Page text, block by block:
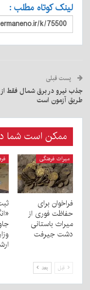
لینک کوتاه مطلب :
پست قبلی
جذب نیرو در برق شمال فقط از
طریق آزمون است
ممکن است شما
میراث فرهنگی
فراخوان برای
حفاظت فوری از
میراث باستانی
دشت جیرفت
قبل بعد